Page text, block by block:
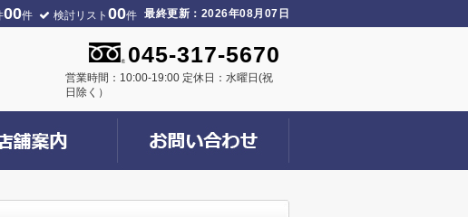
00件 検討リスト 00件 最終更新：2026年08月07日
045-317-5670
営業時間：10:00-19:00 定休日：水曜日(祝
日除く）